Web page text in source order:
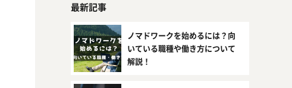
最新記事
ノマドワークを始めるには？向
いている職種や働き方について
解説！